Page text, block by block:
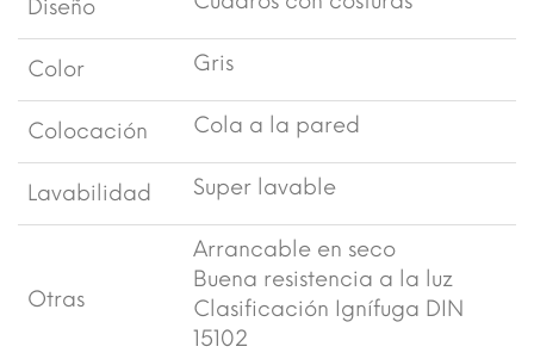
Diseño
Color Gris
Colocación Cola a la pared
Lavabilidad Super lavable
Otras
Arrancable en seco
Buena resistencia a la luz
Clasificación Ignífuga DIN
15102